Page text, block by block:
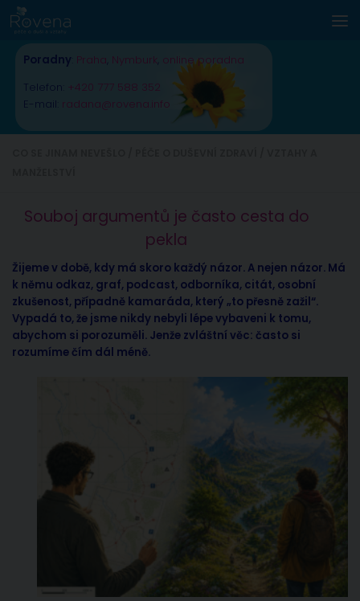
Skip to content
Poradny Praha Nymburk online poradna
Telefon: +420 777 588 352
E-mail: radana@rovena.info
Souboj argumentů je často cesta do
pekla
Žijeme v době, kdy má skoro každý názor. A nejen názor. Má
k němu odkaz, graf, podcast, odborníka, citát, osobní
zkušenost, případně kamaráda, který „to přesně zažil“.
Vypadá to, že jsme nikdy nebyli lépe vybaveni k tomu,
abychom si porozuměli. Jenže zvláštní věc: často si
rozumíme čím dál méně.